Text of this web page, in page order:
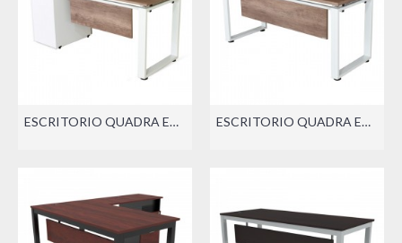
ESCRITORIO QUADRA ECO CON PEDESTAL ESCRITORIO QUADRA ECO RECTO